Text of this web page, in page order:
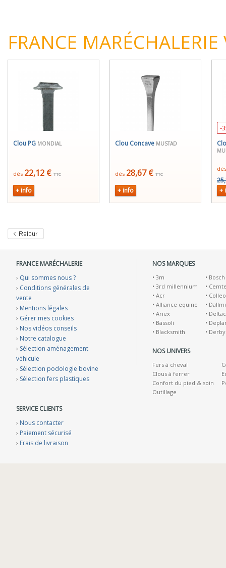
FRANCE
Clou PG MONDIAL
dès 22,12 € TTC
+ info
Clou Concave MUSTAD
dès 28,67 € TTC
+ info
-
+
FRANCE MARÉCHALERIE
› Qui sommes nous ?
› Conditions générales de
vente
› Mentions légales
› Gérer mes cookies
› Nos vidéos conseils
› Notre catalogue
› Sélection aménagement
véhicule
› Sélection podologie bovine
› Sélection fers plastiques
SERVICE CLIENTS
› Nous contacter
› Paiement sécurisé
› Frais de livraison
NOS MARQUES
• 3m
• 3rd millennium
• Acr
• Alliance equine
• Ariex
• Bassoli
• Blacksmith
• Bosch
•
•
•
•
•
• Derby
NOS UNIVERS
Fers à cheval
Clous à ferrer
Confort du pied & soin
Outillage